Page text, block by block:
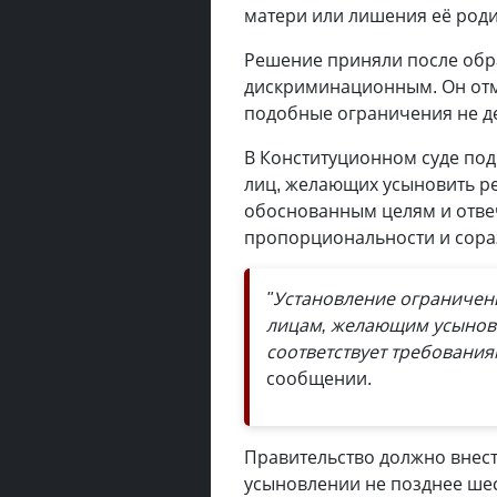
матери или лишения её
Решение приняли после
дискриминационным. Он
подобные ограничения не
В Конституционном суде
лиц, желающих усыновить
обоснованным целям и
пропорциональности и
"Установление
лицам, желающим
соответствует
сообщении.
Правительство должно
усыновлении не позднее